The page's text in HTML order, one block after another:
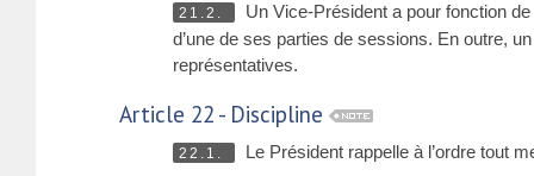
21.2.
Un Vice-Président a pour fonction
d’une de ses parties de sessions. En outre,
représentatives.
Article 22 - Discipline
22.1. Le Président rappelle à l’ordre tout